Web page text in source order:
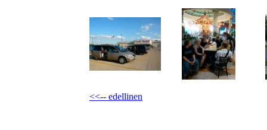
<<-- edellinen